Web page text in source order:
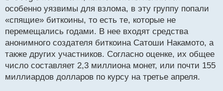
особенно уязвимы для взлома, в эту группу попали
«спящие» биткоины, то есть те, которые не
перемещались годами. В нее входят средства
анонимного создателя биткоина Сатоши Накамото, а
также других участников. Согласно оценке, их общее
число составляет 2,3 миллиона монет, или почти 155
миллиардов долларов по курсу на третье апреля.